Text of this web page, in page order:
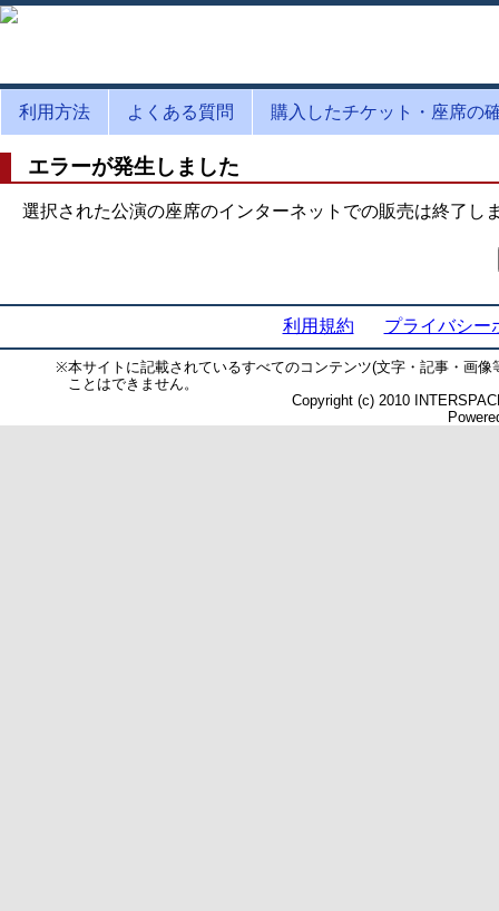
利用方法 よくある質問 購入したチケット・座席の
エラーが発生しました
選択された公演の座席のインターネットでの販売は終了し
利用規約 プライバシー
※本サイトに記載されているすべてのコンテンツ(文字・記事・画
ことはできません。
Copyright (c) 2010